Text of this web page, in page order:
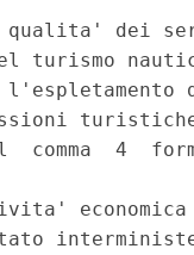
qualita' dei
turismo
4